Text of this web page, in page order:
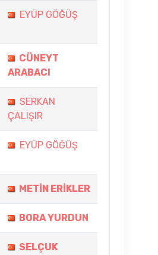
EYÜP GÖĞÜŞ
CÜNEYT
ARABACI
SERKAN
ÇALIŞIR
EYÜP GÖĞÜŞ
METİN ERİKLER
BORA YURDUN
SELÇUK